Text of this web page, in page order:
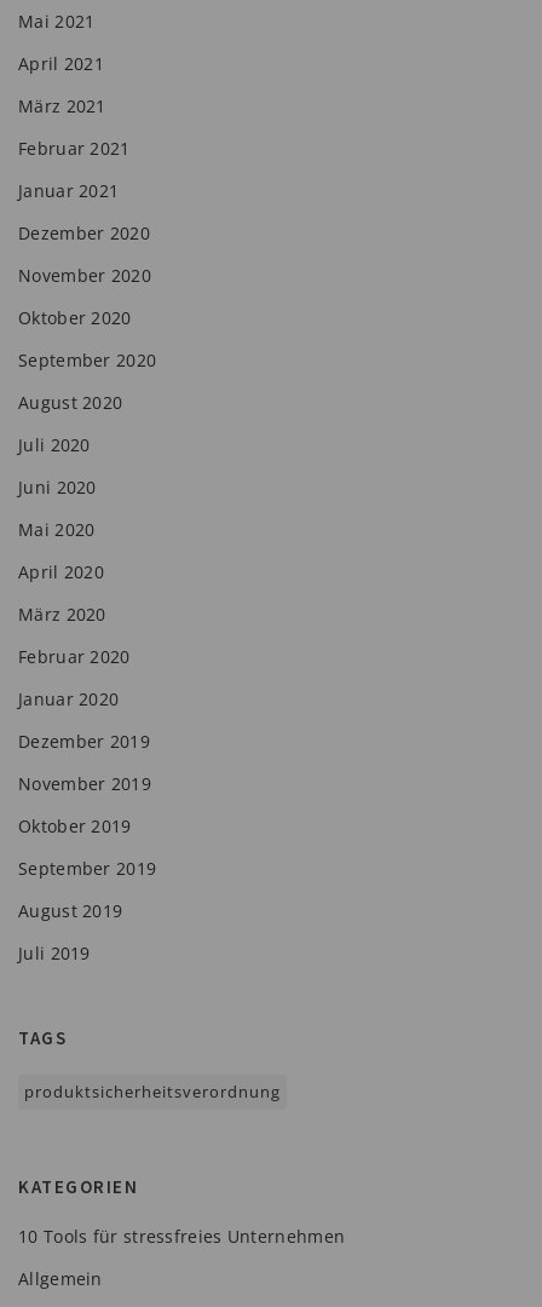
Mai 2021
April 2021
März 2021
Februar 2021
Januar 2021
Dezember 2020
November 2020
Oktober 2020
September 2020
August 2020
Juli 2020
Juni 2020
Mai 2020
April 2020
März 2020
Februar 2020
Januar 2020
Dezember 2019
November 2019
Oktober 2019
September 2019
August 2019
Juli 2019
TAGS
produktsicherheitsverordnung
KATEGORIEN
10 Tools für stressfreies Unternehmen
Allgemein